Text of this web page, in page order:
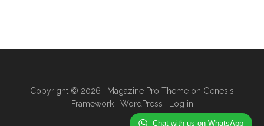
Copyright © 2026 · Magazine Pro Theme on Genesis
Framework· WordPress · Log in
Chat with us on WhatsApp